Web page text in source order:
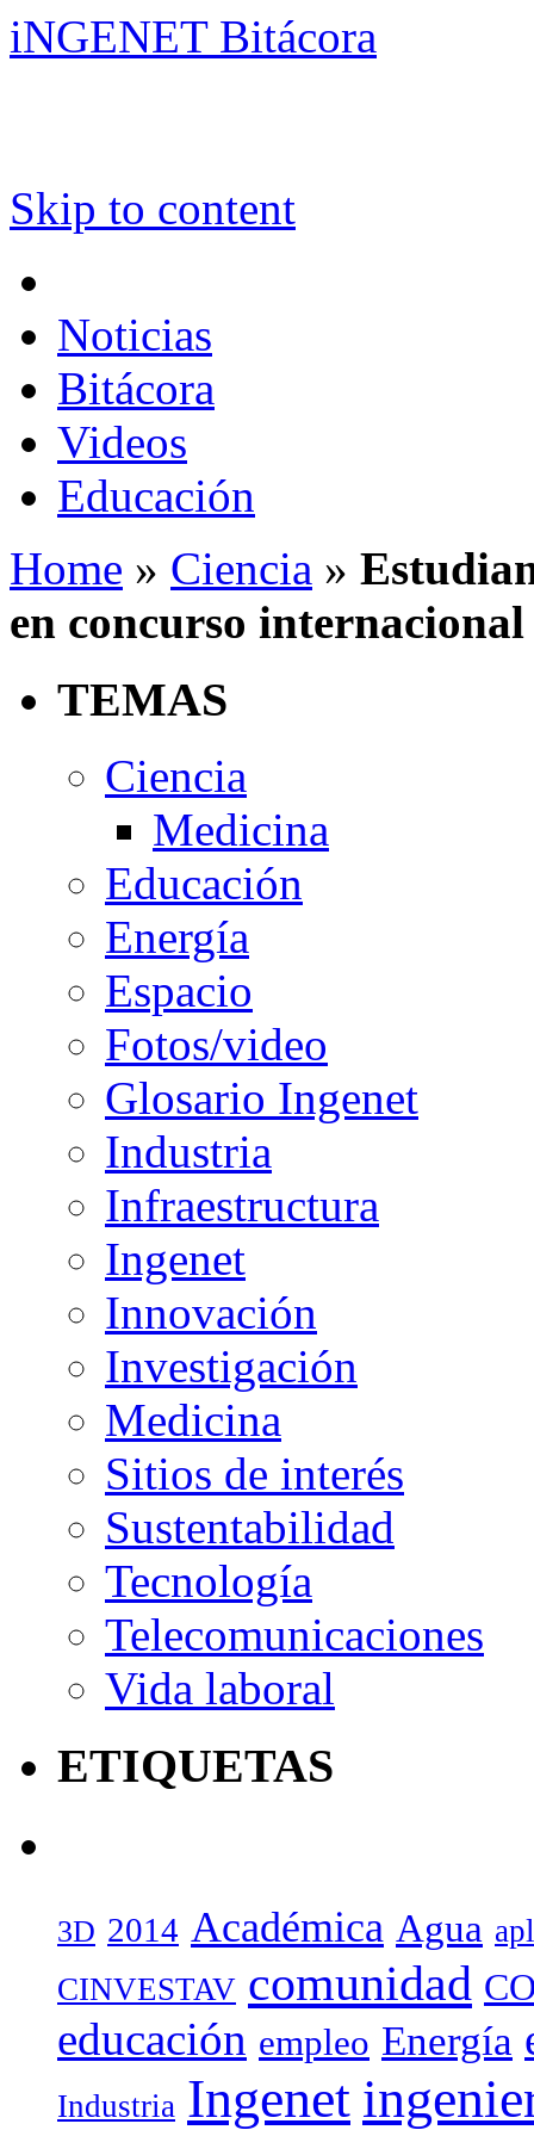
iNGENET Bitácora
Skip to content
Noticias
Bitácora
Videos
Educación
Home » Ciencia »
en concurso
TEMAS
Ciencia
Medicina
Educación
Energía
Espacio
Fotos/video
Glosario Ingenet
Industria
Infraestructura
Ingenet
Innovación
Investigación
Medicina
Sitios de interés
Sustentabilidad
Tecnología
Telecomunicaciones
Vida laboral
ETIQUETAS
3D 2014 Académica Agua
CINVESTAV comunidad
educación empleo Energía
Industria Ingenet